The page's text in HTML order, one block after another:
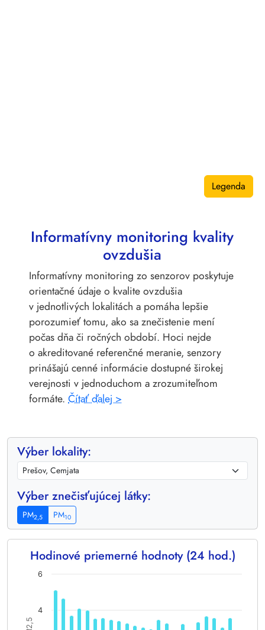
Legenda
Informatívny monitoring kvality
ovzdušia
Informatívny monitoring zo senzorov poskytuje
orientačné údaje o kvalite ovzdušia
v jednotlivých lokalitách a pomáha lepšie
porozumieť tomu, ako sa znečistenie mení
počas dňa či ročných období. Hoci nejde
o akreditované referenčné meranie, senzory
prinášajú cenné informácie dostupné širokej
verejnosti v jednoduchom a zrozumiteľnom
formáte.Čítať ďalej >
Výber lokality:
Výber znečisťujúcej látky:
PM2,5 PM10
Hodinové priemerné hodnoty (24 hod.)
Chart
Bar chart with 24 bars.
The chart has 1 X axis displaying categories.
The chart has 1 Y axis displaying PM2,5. Data ranges from
4
6